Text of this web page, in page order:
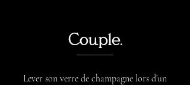
Couple.
Lever son verre de champagne lors d’un